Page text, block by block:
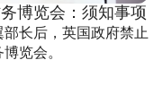
博览会：须知事项
长后，英国政府禁止
览会。